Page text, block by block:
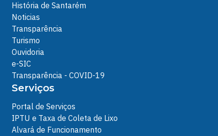
História de Santarém
Noticias
Transparência
Turismo
Ouvidoria
e-SIC
Transparência - COVID-19
Serviços
Portal de Serviços
IPTU e Taxa de Coleta de Lixo
Alvará de Funcionamento